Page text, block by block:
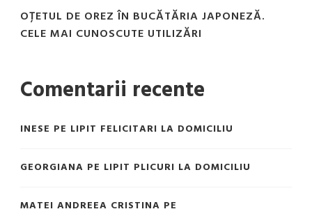
OȚETUL DE OREZ ÎN BUCĂTĂRIA JAPONEZĂ.
CELE MAI CUNOSCUTE UTILIZĂRI
Comentarii recente
INESE PE LIPIT FELICITARI LA DOMICILIU
GEORGIANA PE LIPIT PLICURI LA DOMICILIU
MATEI ANDREEA CRISTINA PE